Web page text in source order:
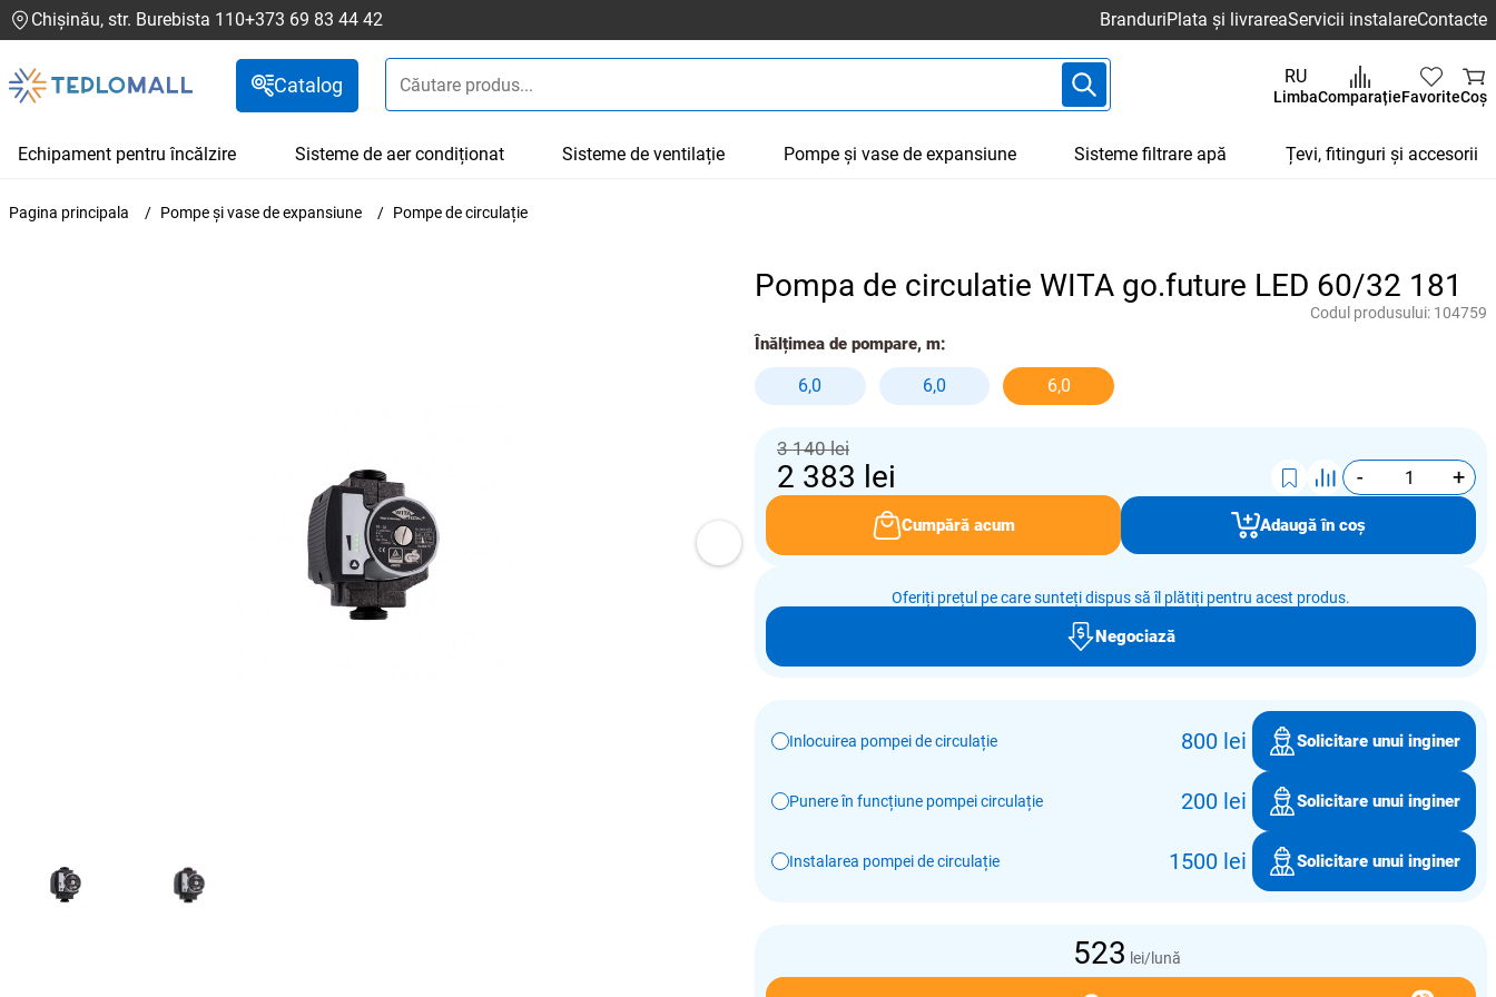
Chișinău, str. Burebista 110+373 69 83 44 42 BranduriPlata și livrareaServicii instalareContacte
Catalog RU
LimbaComparațieFavoriteCoș
Echipament pentru încălzire Sisteme de aer condiționat Sisteme de ventilație Pompe și vase de expansiune Sisteme filtrare apă Țevi, fitinguri și accesorii
Pagina principala Pompe și vase de expansiune Pompe de circulație
Pompa de circulatie WITA go.future LED 60/32 181
Codul produsului: 104759
Înălțimea de pompare, m:
6,0 6,0 6,0
3 140 lei
2 383 lei - +
Cumpără acum Adaugă în coș
Oferiți prețul pe care sunteți dispus să îl plătiți pentru acest produs.
Negociază
Inlocuirea pompei de circulație 800 lei Solicitare unui inginer
Punere în funcțiune pompei circulație 200 lei Solicitare unui inginer
Instalarea pompei de circulație 1500 lei Solicitare unui inginer
523 lei/lună